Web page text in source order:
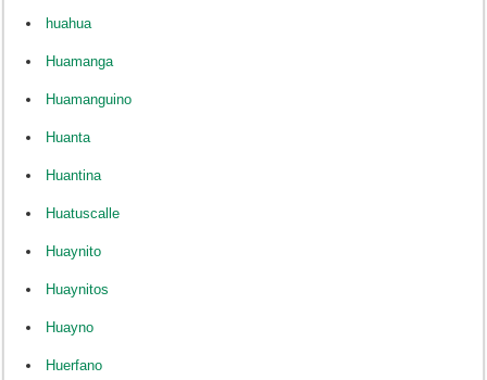
huahua
Huamanga
Huamanguino
Huanta
Huantina
Huatuscalle
Huaynito
Huaynitos
Huayno
Huerfano